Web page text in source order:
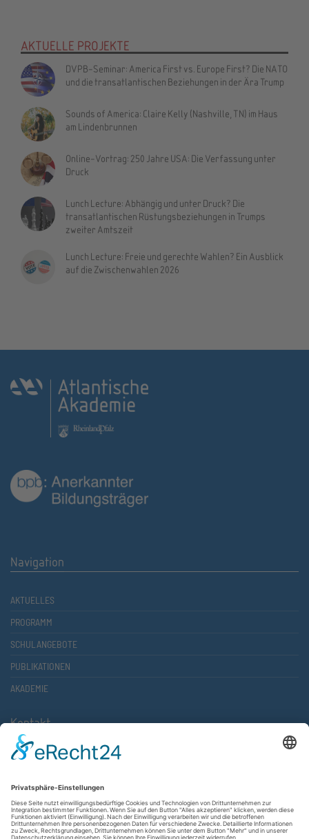
AKTUELLE PROJEKTE
DVPB-Seminar: America First vs. Europe First? Die NATO
und die transatlantischen Beziehungen in der Ära Trump
Sounds of America: Claire Kelly (Nashville, TN) im Haus
am Lindenbrunnen
Online-Vortrag: 250 Jahre USA: Die Verfassung unter
Druck
Lunch Lecture: Abhängig und unter Druck? Die
transatlantischen Rüstungsbeziehungen in Trumps
zweiter Amtszeit
Lunch Lecture: Freie und gerechte Wahlen? Ein Ausblick
auf die Zwischenwahlen 2026
Navigation
AKTUELLES
PROGRAMM
SCHULANGEBOTE
PUBLIKATIONEN
AKADEMIE
Kontakt
Atlantische Akademie Rheinland-Pfalz e.V.
67657 Kaiserslautern
FON 0631 36610-0
FAX 0631 36610-15